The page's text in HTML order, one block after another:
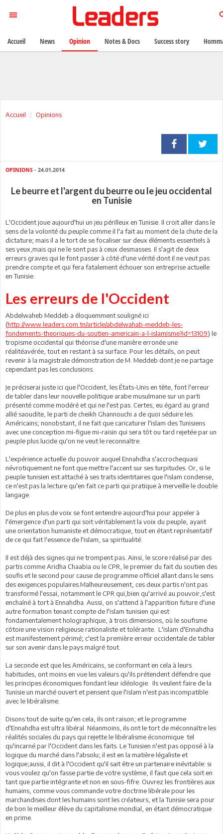
Accueil Opinions
OPINIONS - 24.01.2014
Le beurre et l'argent du beurre ou le jeu occidental
en Tunisie
L'Occident joue aujourd'hui un jeu périlleux en Tunisie. Il croit aller dans le
sens de la volonté du peuple comme il l'a fait au moment de la chute de la
dictature; mais il a le tort de se focaliser sur deux éléments essentiels à
ses yeux,mais qui ne le sont pas à ceux desmasses. Il s'agit de deux
erreurs graves qui le font passer à côté d'une vérité dont il ne veut pas
prendre compte et qui fera fatalement échouer son entreprise actuelle
en Tunisie.
Les erreurs de l'Occident
Abdelwaheb Meddeb a éloquemment souligné ici
(http://www.leaders.com.tn/article/abdelwahab-meddeb-les-
fondements-theoriques-du-soutien-americain-a-l-islamisme?id=13109) le
tropisme occidental qui théorise d'une manière erronée une
réalitéavérée, tout en restant à sa surface. Pour les détails, on peut
revenir à la magistrale démonstration de M. Meddeb dont je ne partage
cependant pas les conclusions.
Je préciserai juste ici que l'Occident, les États-Unis en tête, font l'erreur
de tabler dans leur nouvelle politique arabe musulmane sur un parti
présenté comme modéré et qui ne l'est pas. Certes, eu égard au grand
allié saoudite, le parti de cheikh Ghannouchi a de quoi séduire les
Américains; nonobstant, il ne fait que caricaturer l'islam des Tunisiens
avec une conception mi-figue mi-raisin qui sera tôt ou tard rejetée par un
peuple plus lucide qu'on ne veut le reconnaître.
L'expérience actuelle du pouvoir auquel Ennahdha s'accrochequasi
névrotiquement ne font que mettre l'accent sur ses turpitudes. Or, si le
peuple tunisien est attaché à ses traits identitaires que l'islam condense,
ce n'est pas la lecture qu'en fait ce parti qui pratique à merveille le double
langage.
De plus en plus de voix se font entendre aujourd'hui pour appeler à
l'émergence d'un parti qui soit véritablement la voix du peuple, ayant
une orientation humaniste et démocratique, tout en étant représentatif
de ce qui fait l'essence de l'islam, sa spiritualité.
Il est déjà des signes qui ne trompent pas. Ainsi, le score réalisé par des
partis comme Aridha Chaabia ou le CPR, le premier du fait du soutien des
soufis et le second pour cause de programme officiel allant dans le sens
des exigences populaires.Malheureusement, ces deux partis n'ont pas
transformé l'essai, notamment le CPR qui,bien qu'arrivé au pouvoir,s'est
enchaîné à tort à Ennahdha. Aussi, on s'attend à l'apparition future d'une
autre formation tenant compte de l'islam tunisien qui est
fondamentalement holographique, à trois dimensions, où le soufisme
côtoie une vision religieuse rationaliste et tolérante. L'islam d'Ennahdha
est manifestement périmé; c'est la première erreur occidentale de tabler
sur son avenir dans le pays malgré tout.
La seconde est que les Américains, se conformant en cela à leurs
habitudes, ont moins en vue les valeurs qu'ils prétendent défendre que
les principes économiques fondant leur idéologie. Ils veulent faire de la
Tunisie un marché ouvert et pensent que l'islam n'est pas incompatible
avec le libéralisme.
Disons tout de suite qu'en cela, ils ont raison; et le programme
d'Ennahdha est ultra libéral. Néanmoins, ils ont le tort de méconnaître les
réalités sociales du pays qui rejette le libéralisme économique tel
qu'incarné par l'Occident dans les faits. Le Tunisien n'est pas opposé à la
logique du marché dans l'absolu; il est en la matière légaliste et
logique;aussi, il dit à l'Occident qu'il sait être un partenaire inévitable: si
vous voulez qu'on fasse partie de votre système, il faut que cela soit en
tant que partie intégrante et non en sous-fifre. Ouvrez les frontières aux
humains, comme vous commande votre doctrine libérale pour les
marchandises dont les humains sont les créateurs, et la Tunisie sera pour
de bon le meilleur élève du capitalisme mondial, en étant démocratique
en prime.
Accueil News Opinion Notes & Docs Success story